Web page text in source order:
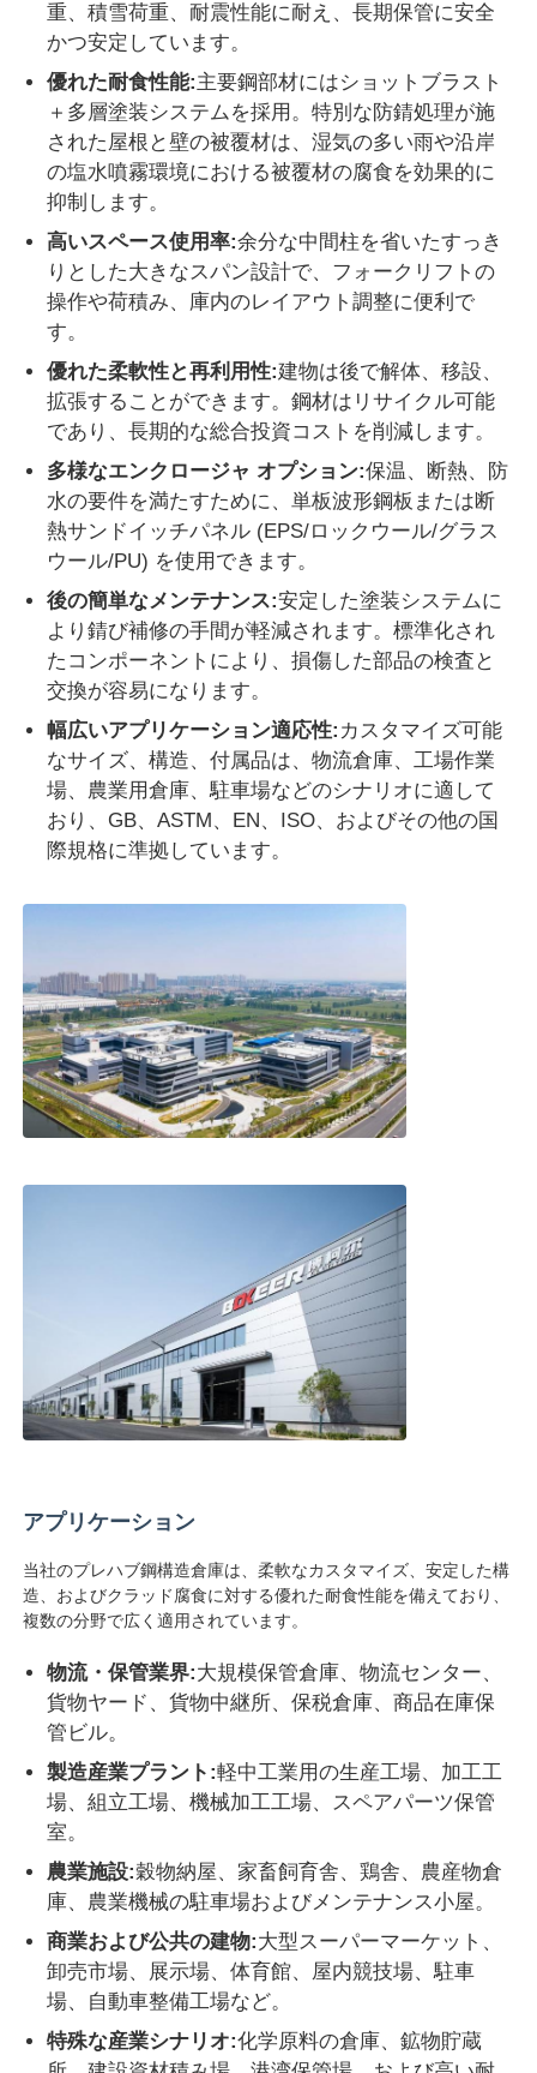
重、積雪荷重、耐震性能に耐え、長期保管に安全
かつ安定しています。
優れた耐食性能:主要鋼部材にはショットブラスト
＋多層塗装システムを採用。特別な防錆処理が施
された屋根と壁の被覆材は、湿気の多い雨や沿岸
の塩水噴霧環境における被覆材の腐食を効果的に
抑制します。
高いスペース使用率:余分な中間柱を省いたすっき
りとした大きなスパン設計で、フォークリフトの
操作や荷積み、庫内のレイアウト調整に便利で
す。
優れた柔軟性と再利用性:建物は後で解体、移設、
拡張することができます。鋼材はリサイクル可能
であり、長期的な総合投資コストを削減します。
多様なエンクロージャ オプション:保温、断熱、防
水の要件を満たすために、単板波形鋼板または断
熱サンドイッチパネル (EPS/ロックウール/グラス
ウール/PU) を使用できます。
後の簡単なメンテナンス:安定した塗装システムに
より錆び補修の手間が軽減されます。標準化され
たコンポーネントにより、損傷した部品の検査と
交換が容易になります。
幅広いアプリケーション適応性: カスタマイズ可能
なサイズ、構造、付属品は、物流倉庫、工場作業​​
場、農業用倉庫、駐車場などのシナリオに適して
おり、GB、ASTM、EN、ISO、およびその他の国
際規格に準拠しています。
アプリケーション
当社のプレハブ鋼構造倉庫は、柔軟なカスタマイズ、安定した構
造、およびクラッド腐食に対する優れた耐食性能を備えており、
複数の分野で広く適用されています。
物流・保管業界:大規模保管倉庫、物流センター、
貨物ヤード、貨物中継所、保税倉庫、商品在庫保
管ビル。
製造産業プラント:軽中工業用の生産工場、加工工
場、組立工場、機械加工工場、スペアパーツ保管
室。
農業施設:穀物納屋、家畜飼育舎、鶏舎、農産物倉
庫、農業機械の駐車場およびメンテナンス小屋。
商業および公共の建物:大型スーパーマーケット、
卸売市場、展示場、体育館、屋内競技場、駐車
場、自動車整備工場など。
特殊な産業シナリオ:化学原料の倉庫、鉱物貯蔵